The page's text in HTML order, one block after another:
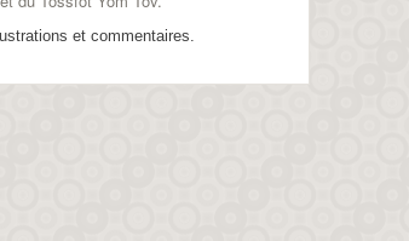
et commentaires.